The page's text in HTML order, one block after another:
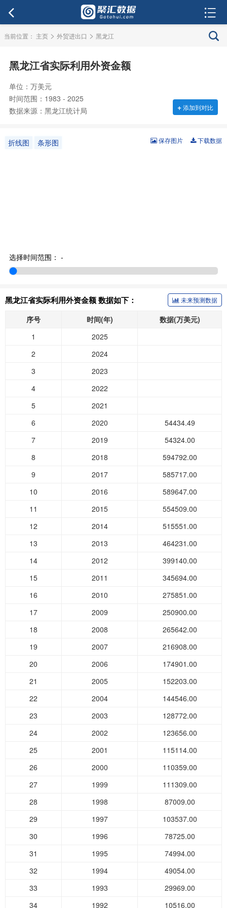
当前位置： 主页 > 外贸进出口 > 黑龙江
黑龙江省实际利用外资金额
单位：万美元
时间范围：1983 - 2025
数据来源：黑龙江统计局
+添加到对比
折线图 条形图 下载数据
保存图片
选择时间范围： -
黑龙江省实际利用外资金额 数据如下： 未来预测数据
序号 时间(年)
数据(万美元)
1
2025
2
2024
3
2023
4
2022
5
2021
6
2020
54434.49
7
2019
54324.00
8
2018
594792.00
9
2017
585717.00
10
2016
589647.00
11
2015
554509.00
12
2014
515551.00
13
2013
464231.00
14
2012
399140.00
15
2011
345694.00
16
2010
275851.00
17
2009
250900.00
18
2008
265642.00
19
2007
216908.00
20
2006
174901.00
21
2005
152203.00
22
2004
144546.00
23
2003
128772.00
24
2002
123656.00
25
2001
115114.00
26
2000
110359.00
27
1999
111309.00
28
1998
87009.00
29
1997
103537.00
30
1996
78725.00
31
1995
74994.00
32
1994
49054.00
33
1993
29969.00
34
1992 10516.00